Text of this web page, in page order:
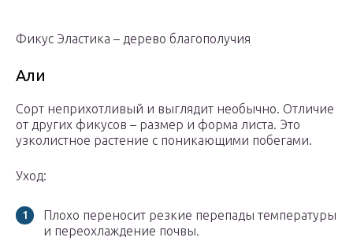
Фикус Эластика – дерево благополучия
Али
Сорт неприхотливый и выглядит необычно. Отличие
от других фикусов – размер и форма листа. Это
узколистное растение с поникающими побегами.
Уход:
Плохо переносит резкие перепады температуры
и переохлаждение почвы.